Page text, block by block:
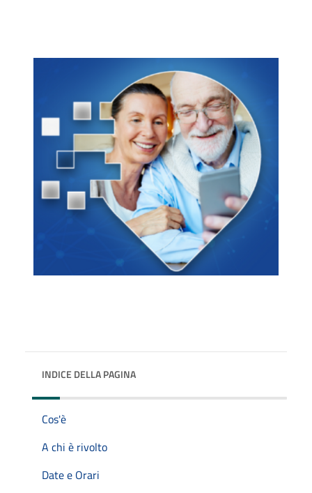
INDICE DELLA PAGINA
Cos'è
A chi è rivolto
Date e Orari